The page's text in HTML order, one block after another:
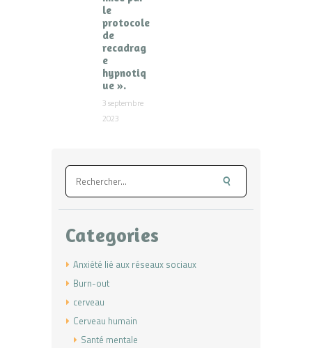
le
protocole
de
recadrag
e
hypnotiq
ue ».
3 septembre
2023
Rechercher :
Categories
Anxiété lié aux réseaux sociaux
Burn-out
cerveau
Cerveau humain
Santé mentale